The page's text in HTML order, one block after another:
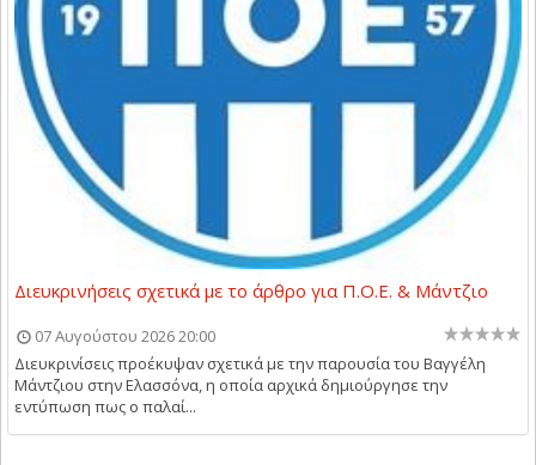
Διευκρινήσεις σχετικά με το άρθρο για Π.Ο.Ε. & Μάντζιο
07 Αυγούστου 2026 20:00
Διευκρινίσεις προέκυψαν σχετικά με την παρουσία του Βαγγέλη
Μάντζιου στην Ελασσόνα, η οποία αρχικά δημιούργησε την
εντύπωση πως ο παλαί...